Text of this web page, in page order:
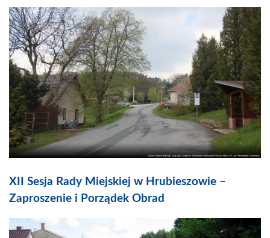
XII Sesja Rady Miejskiej w Hrubieszowie –
Zaproszenie i Porządek Obrad